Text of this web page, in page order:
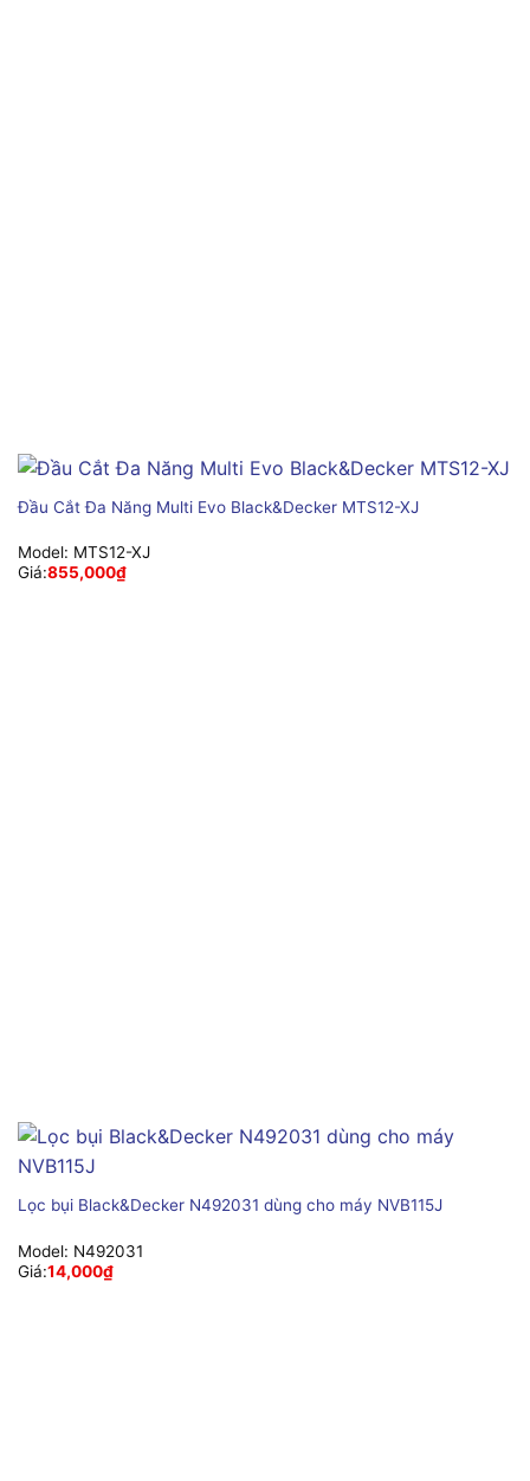
Đầu Cắt Đa Năng Multi Evo Black&Decker MTS12-XJ
Model: MTS12-XJ
Giá:855,000₫
Lọc bụi Black&Decker N492031 dùng cho máy NVB115J
Model: N492031
Giá:14,000₫